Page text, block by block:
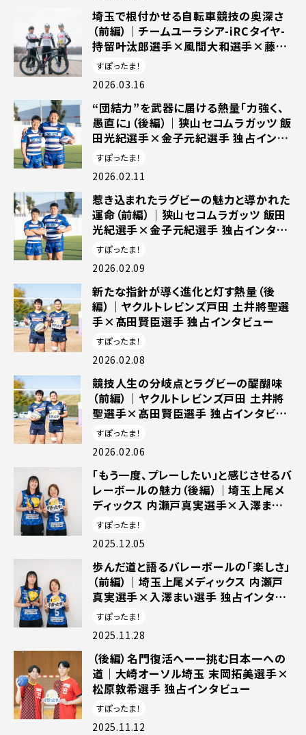
埼玉で根付かせる自転車競技の奥深さ
（前編）｜チームユーラシア-iRCタイヤ-
持留叶汰郎選手×風間大和選手×藤田
涼平選手兼監督 独占インタビュー
すぽったま！
2026.03.16
“団結力”を武器に届ける熱量「力強く、
愚直に」（後編）｜狭山セコムラガッツ 飯
田光紀選手×金子元紀選手 独占インタ
ビュー
すぽったま！
2026.02.11
惹き込まれたラグビーの魅力と導かれた
運命（前編）｜狭山セコムラガッツ 飯田
光紀選手×金子元紀選手 独占インタビ
ュー
すぽったま！
2026.02.09
新たな指針が導く進化と灯す熱量（後
編）｜ヤクルトレビンズ戸田 土井將聖選
手×髙田賢臣選手 独占インタビュー
すぽったま！
2026.02.08
競技人生の分岐点とラグビーの醍醐味
（前編）｜ヤクルトレビンズ戸田 土井將
聖選手×髙田賢臣選手 独占インタビュ
ー
すぽったま！
2026.02.06
「もう一度、プレーしたい」と感じさせるバ
レーボールの魅力（後編）｜埼玉上尾メ
ディックス 内瀬戸真実選手×入澤まい
選手 独占インタビュー
すぽったま！
2025.12.05
歩んだ道と語るバレーボールの「楽しさ」
（前編）｜埼玉上尾メディックス 内瀬戸
真実選手×入澤まい選手 独占インタビ
ュー
すぽったま！
2025.11.28
（後編）名門復活へーー挑む日本一への
道｜大崎オーソル埼玉 末岡拓美選手×
松原敦希選手 独占インタビュー
すぽったま！
2025.11.12